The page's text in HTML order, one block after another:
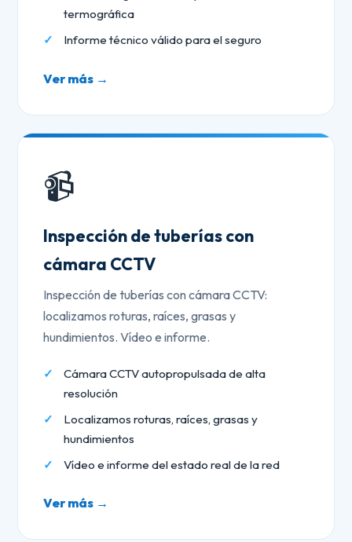
termográfica
Informe técnico válido para el seguro
Ver más →
📹
Inspección de tuberías con
cámara CCTV
Inspección de tuberías con cámara CCTV:
localizamos roturas, raíces, grasas y
hundimientos. Vídeo e informe.
Cámara CCTV autopropulsada de alta
resolución
Localizamos roturas, raíces, grasas y
hundimientos
Vídeo e informe del estado real de la red
Ver más →